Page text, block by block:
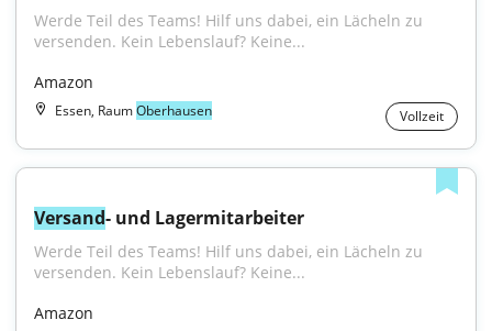
Werde Teil des Teams! Hilf uns dabei, ein Lächeln zu
versenden. Kein Lebenslauf? Keine...
Amazon
Essen, RaumOberhausen Vollzeit
Versand- und Lagermitarbeiter
Werde Teil des Teams! Hilf uns dabei, ein Lächeln zu
versenden. Kein Lebenslauf? Keine...
Amazon